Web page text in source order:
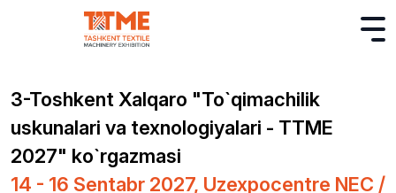
3-Toshkent Xalqaro "To`qimachilik
uskunalari va texnologiyalari - TTME
2027" ko`rgazmasi
14 - 16 Sentabr 2027, Uzexpocentre NEC /